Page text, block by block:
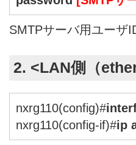
SMTPサーバ用ユーザ
2. <LAN側（
nxrg110(config)#
nxrg110(config-if)#ip